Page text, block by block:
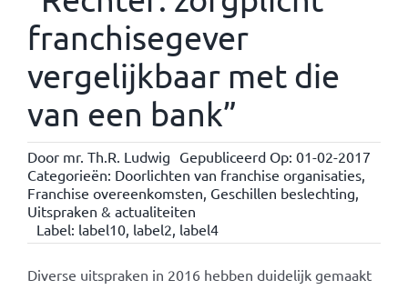
franchisegever
vergelijkbaar met die
van een bank”
Door mr. Th.R. Ludwig Gepubliceerd Op: 01-02-2017
Categorieën: Doorlichten van franchise organisaties,
Franchise overeenkomsten, Geschillen beslechting,
Uitspraken & actualiteiten
Label: label10, label2, label4
Diverse uitspraken in 2016 hebben duidelijk gemaakt